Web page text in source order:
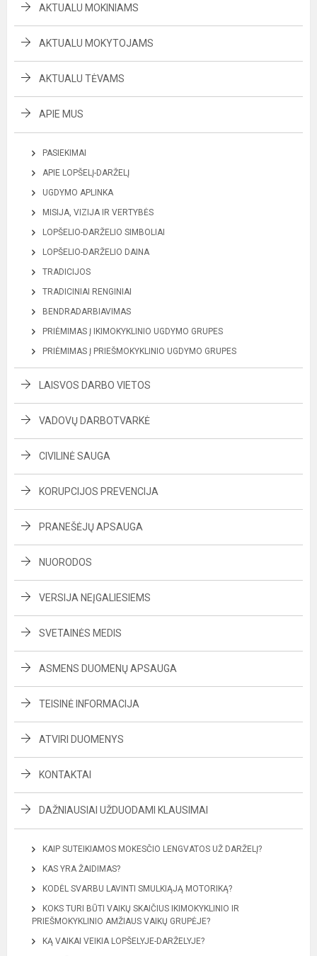
AKTUALU MOKINIAMS
AKTUALU MOKYTOJAMS
AKTUALU TĖVAMS
APIE MUS
PASIEKIMAI
APIE LOPŠELĮ-DARŽELĮ
UGDYMO APLINKA
MISIJA, VIZIJA IR VERTYBĖS
LOPŠELIO-DARŽELIO SIMBOLIAI
LOPŠELIO-DARŽELIO DAINA
TRADICIJOS
TRADICINIAI RENGINIAI
BENDRADARBIAVIMAS
PRIĖMIMAS Į IKIMOKYKLINIO UGDYMO GRUPES
PRIĖMIMAS Į PRIEŠMOKYKLINIO UGDYMO GRUPES
LAISVOS DARBO VIETOS
VADOVŲ DARBOTVARKĖ
CIVILINĖ SAUGA
KORUPCIJOS PREVENCIJA
PRANEŠĖJŲ APSAUGA
NUORODOS
VERSIJA NEĮGALIESIEMS
SVETAINĖS MEDIS
ASMENS DUOMENŲ APSAUGA
TEISINĖ INFORMACIJA
ATVIRI DUOMENYS
KONTAKTAI
DAŽNIAUSIAI UŽDUODAMI KLAUSIMAI
KAIP SUTEIKIAMOS MOKESČIO LENGVATOS UŽ DARŽELĮ?
KAS YRA ŽAIDIMAS?
KODĖL SVARBU LAVINTI SMULKIĄJĄ MOTORIKĄ?
KOKS TURI BŪTI VAIKŲ SKAIČIUS IKIMOKYKLINIO IR
PRIEŠMOKYKLINIO AMŽIAUS VAIKŲ GRUPĖJE?
KĄ VAIKAI VEIKIA LOPŠELYJE-DARŽELYJE?